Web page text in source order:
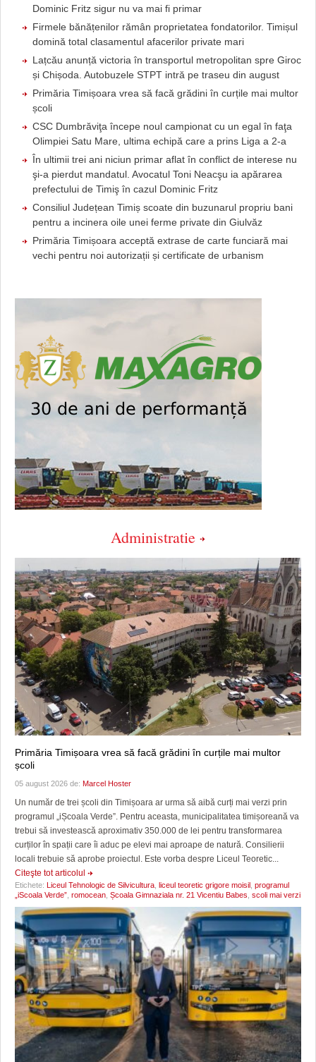
Dominic Fritz sigur nu va mai fi primar
Firmele bănățenilor rămân proprietatea fondatorilor. Timișul
domină total clasamentul afacerilor private mari
Lațcău anunță victoria în transportul metropolitan spre Giroc
și Chișoda. Autobuzele STPT intră pe traseu din august
Primăria Timișoara vrea să facă grădini în curțile mai multor
școli
CSC Dumbrăviţa începe noul campionat cu un egal în faţa
Olimpiei Satu Mare, ultima echipă care a prins Liga a 2-a
În ultimii trei ani niciun primar aflat în conflict de interese nu
şi-a pierdut mandatul. Avocatul Toni Neacşu ia apărarea
prefectului de Timiş în cazul Dominic Fritz
Consiliul Județean Timiș scoate din buzunarul propriu bani
pentru a incinera oile unei ferme private din Giulvăz
Primăria Timișoara acceptă extrase de carte funciară mai
vechi pentru noi autorizații și certificate de urbanism
Administratie
Primăria Timișoara vrea să facă grădini în curțile mai multor
școli
05 august 2026 de: Marcel Hoster
Un număr de trei școli din Timișoara ar urma să aibă curți mai verzi prin
programul „iȘcoala Verde”. Pentru aceasta, municipalitatea timișoreană va
trebui să investească aproximativ 350.000 de lei pentru transformarea
curților în spații care îi aduc pe elevi mai aproape de natură. Consilierii
locali trebuie să aprobe proiectul. Este vorba despre Liceul Teoretic...
Citeşte tot articolul
Etichete: Liceul Tehnologic de Silvicultura liceul teoretic grigore moisil programul
„iScoala Verde” romocean Școala Gimnaziala nr. 21 Vicentiu Babes scoli mai verzi